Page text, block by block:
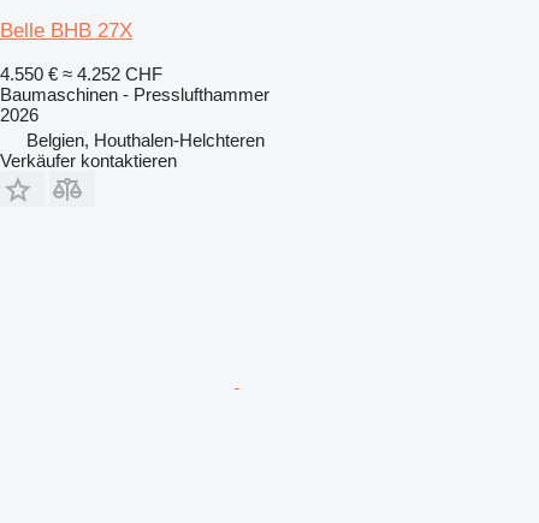
Belle BHB 27X
4.550 € ≈ 4.252 CHF
Baumaschinen - Presslufthammer
2026
Belgien, Houthalen-Helchteren
Verkäufer kontaktieren